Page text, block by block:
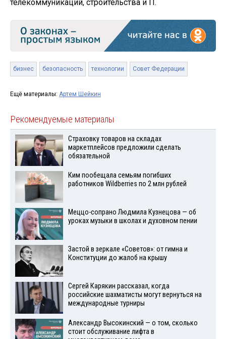
телекоммуникаций, строительства и IT.
бизнес безопасность технологии Совет Федерации
Ещё материалы: Артем Шейкин
Рекомендуемые материалы
Страховку товаров на складах
маркетплейсов предложили сделать
обязательной
Ким пообещала семьям погибших
работников Wildberries по 2 млн рублей
Меццо-сопрано Людмила Кузнецова — об
уроках музыки в школах и духовном пении
Застой в зеркале «Советов»: от гимна и
Конституции до жалоб на крышу
Сергей Карякин рассказал, когда
российские шахматисты могут вернуться на
международные турниры
Александр Высокинский — о том, сколько
стоит обслуживание лифта в